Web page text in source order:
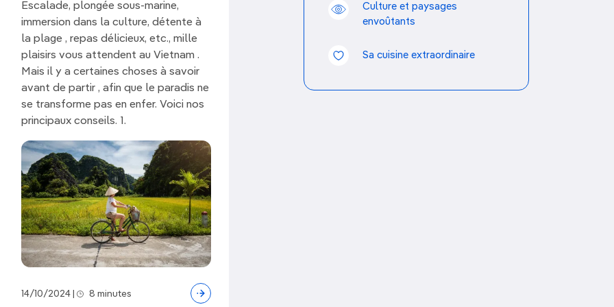
attendent aux quatre coins du Vietnam.
une mosaïque infinie derizièresd’un
le spectacle éthéré offert par
acérées. ÀMui Ne, dans le sud
de dunes
dans l’extrême Nord, partez à la
diversité, la cuisine vietnamienne
aux voyageurs. La géographie joue
littoral central, herbes et techniques
Escalade, plongée sous-marine,
immersion dans la culture, détente à
la plage , repas délicieux, etc., mille
plaisirs vous attendent au Vietnam .
Mais il y a certaines choses à savoir
avant de partir , afin que le paradis ne
se transforme pas en enfer. Voici nos
principaux conseils. 1.
14/10/2024 8 minutes
Culture et paysages
envoûtants
Sa cuisine extraordinaire